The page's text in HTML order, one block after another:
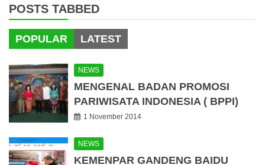
POSTS TABBED
POPULAR LATEST
NEWS
MENGENAL BADAN PROMOSI
PARIWISATA INDONESIA ( BPPI)
1 November 2014
NEWS
KEMENPAR GANDENG BAIDU